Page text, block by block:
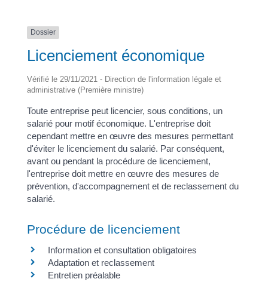
Dossier
Licenciement économique
Vérifié le 29/11/2021 - Direction de l'information légale et
administrative (Première ministre)
Toute entreprise peut licencier, sous conditions, un
salarié pour motif économique. L'entreprise doit
cependant mettre en œuvre des mesures permettant
d'éviter le licenciement du salarié. Par conséquent,
avant ou pendant la procédure de licenciement,
l'entreprise doit mettre en œuvre des mesures de
prévention, d'accompagnement et de reclassement du
salarié.
Procédure de licenciement
Information et consultation obligatoires
Adaptation et reclassement
Entretien préalable